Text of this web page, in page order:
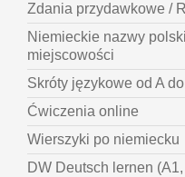
Zdania przydawkowe /
Niemieckie nazwy
miejscowości
Skróty językowe od A
Ćwiczenia online
Wierszyki po niemiecku
DW Deutsch lernen (A1,